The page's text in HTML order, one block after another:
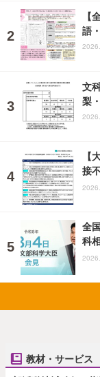
【
語
文
梨
【
接
全
科
教材・サービス